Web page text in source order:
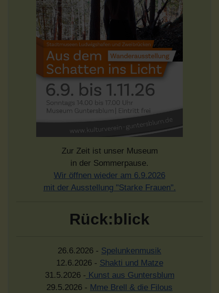
Zur Zeit ist unser Museum
in der Sommerpause.
Wir öffnen wieder am 6.9.2026
mit der Ausstellung "Starke Frauen".
Rück:blick
26.6.2026 - Spelunkenmusik
12.6.2026 - Shakti und Matze
31.5.2026 - Kunst aus Guntersblum
29.5.2026 - Mme Brell & die Filous